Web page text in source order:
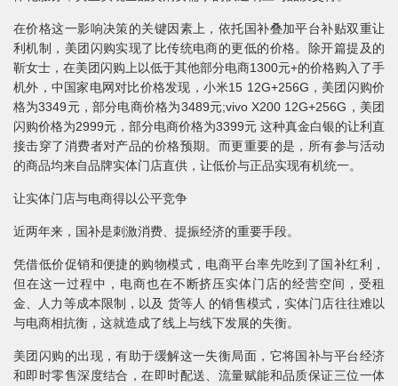
在价格这一影响决策的关键因素上，依托国补叠加平台补贴双重让
利机制，美团闪购实现了比传统电商的更低的价格。除开篇提及的
靳女士，在美团闪购上以低于其他部分电商1300元+的价格购入了手
机外，中国家电网对比价格发现，小米15 12G+256G，美团闪购价
格为3349元，部分电商价格为3489元;vivo X200 12G+256G，美团
闪购价格为2999元，部分电商价格为3399元 这种真金白银的让利直
接击穿了消费者对产品的价格预期。而更重要的是，所有参与活动
的商品均来自品牌实体门店直供，让低价与正品实现有机统一。
让实体门店与电商得以公平竞争
近两年来，国补是刺激消费、提振经济的重要手段。
凭借低价促销和便捷的购物模式，电商平台率先吃到了国补红利，
但在这一过程中，电商也在不断挤压实体门店的经营空间，受租
金、人力等成本限制，以及 货等人 的销售模式，实体门店往往难以
与电商相抗衡，这就造成了线上与线下发展的失衡。
美团闪购的出现，有助于缓解这一失衡局面，它将国补与平台经济
和即时零售深度结合，在即时配送、流量赋能和品质保证三位一体